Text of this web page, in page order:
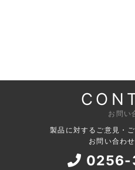
お問い
製品に対するご意見・
お問い合わ
0256-